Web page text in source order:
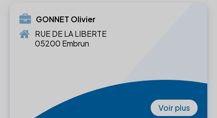
GONNET Olivier
RUE DE LA LIBERTE
05200 Embrun
Voir plus